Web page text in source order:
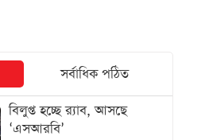
সর্বাধিক পঠিত
বিলুপ্ত হচ্ছে র‌্যাব, আসছে
‘এসআরবি’